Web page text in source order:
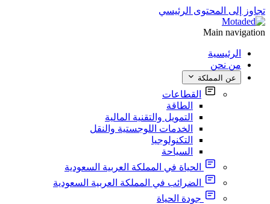
تجاوز إلى المحتوى الرئيسي
Main navigation
الرئيسية
من نحن
عن المملكة
القطاعات
الطاقة
التمويل والتقنية المالية
الخدمات اللوجستية والنقل
التكنولوجيا
السياحة
الحياة في المملكة العربية السعودية
الضرائب في المملكة العربية السعودية
جودة الحياة